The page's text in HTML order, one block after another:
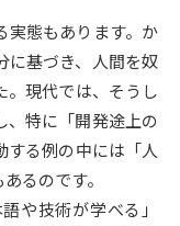
）
グラムから探す
実態もあります。か
に基づき、人間を奴
。現代では、そうし
、特に「開発途上の
する例の中には「人
るのです。
や技術が学べる」